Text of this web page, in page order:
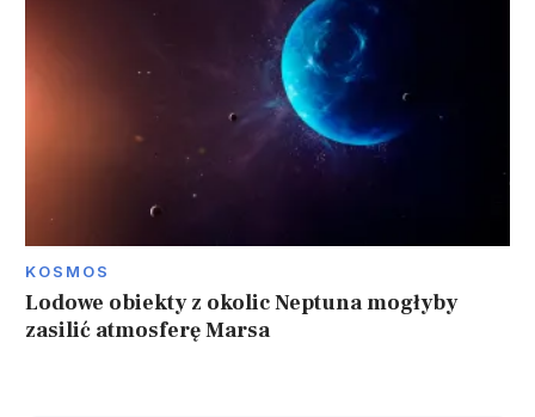
KOSMOS
Lodowe obiekty z okolic Neptuna mogłyby
zasilić atmosferę Marsa